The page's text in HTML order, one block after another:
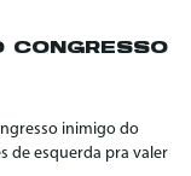
CONGRESSO
inimigo do
de esquerda pra valer